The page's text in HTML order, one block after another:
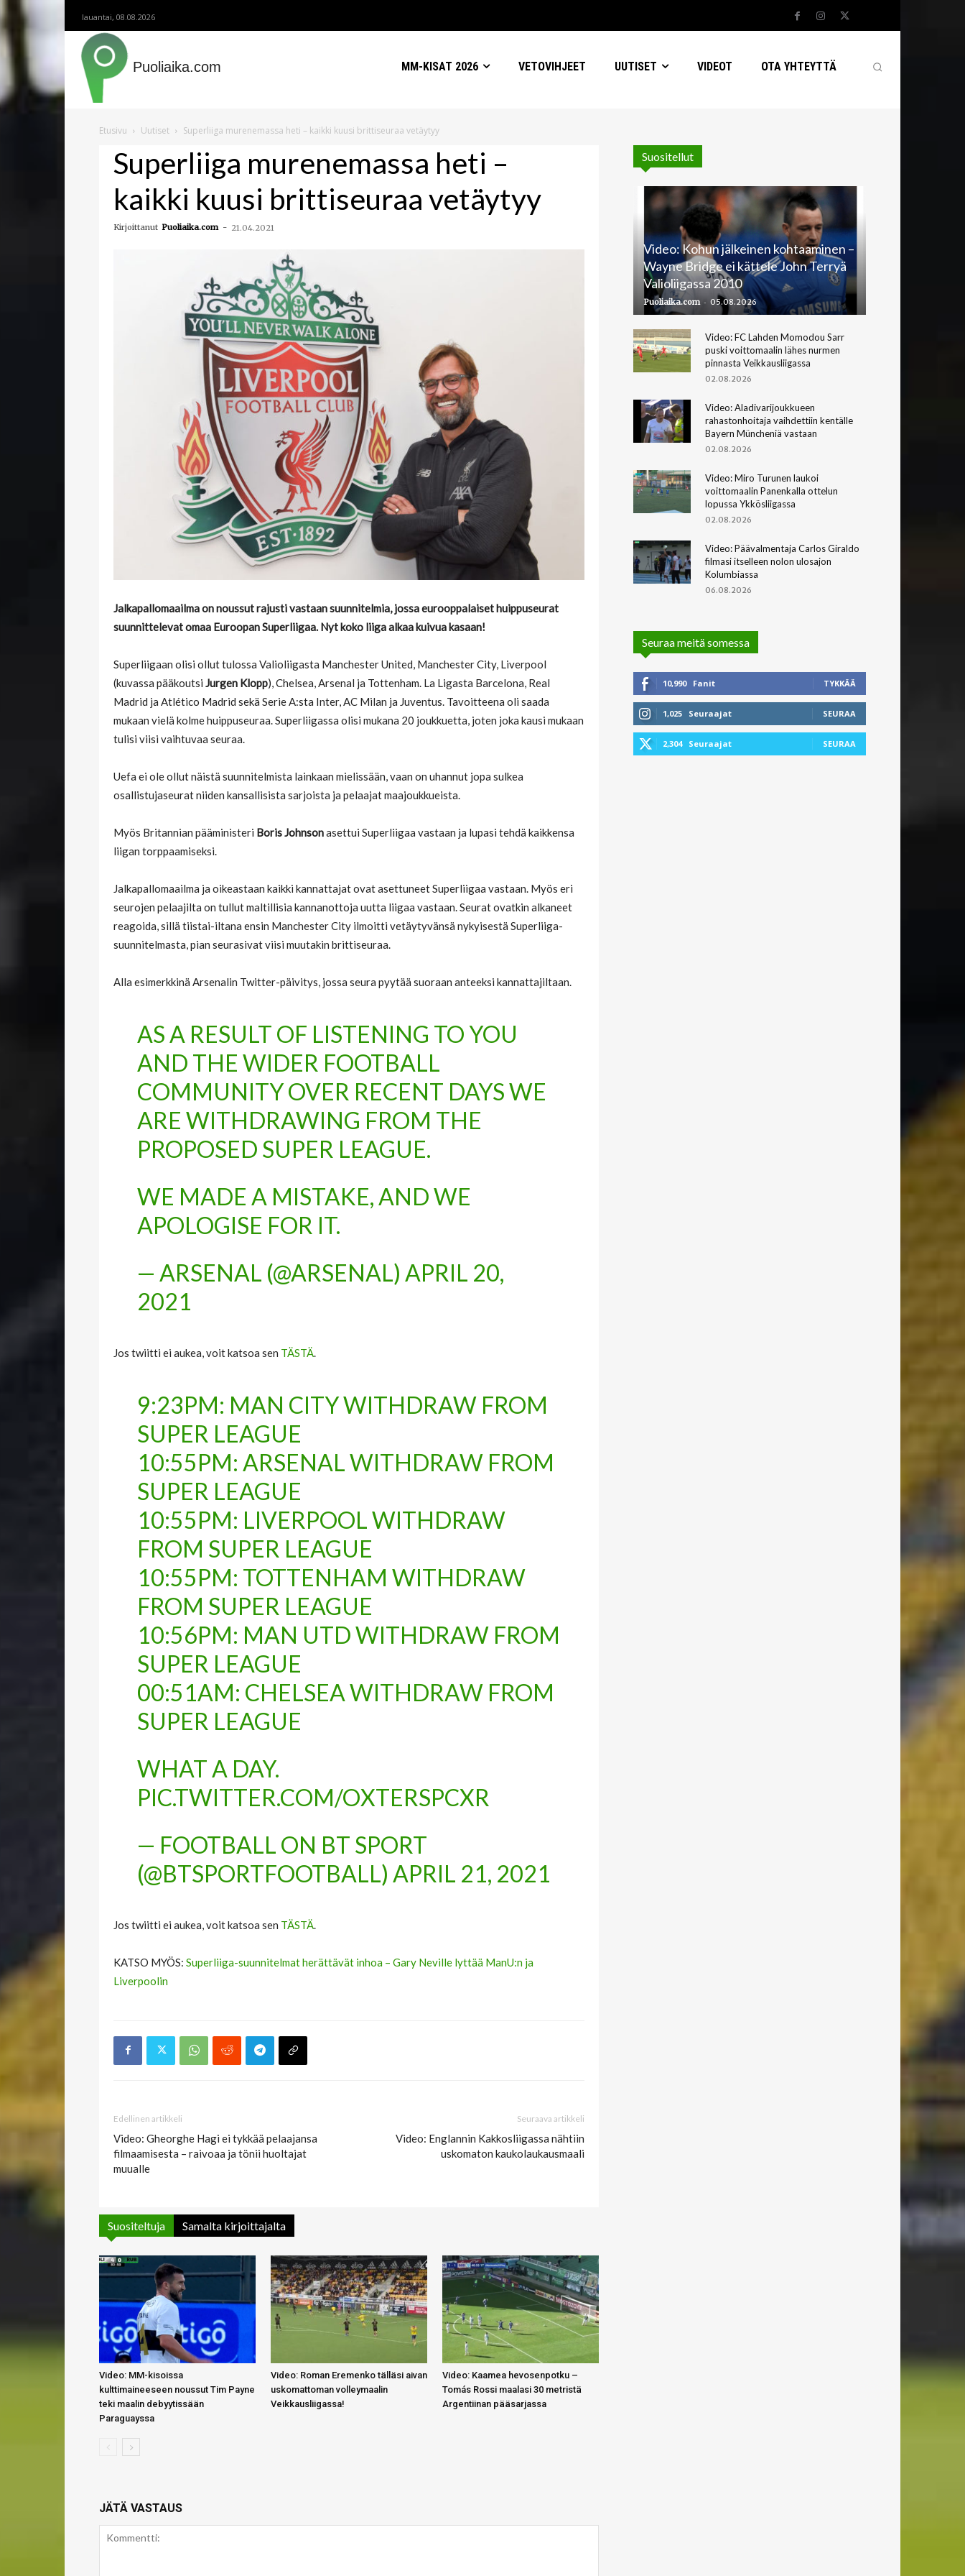
lauantai, 08.08.2026
Puoliaika.com MM-KISAT 2026 VETOVIHJEET UUTISET VIDEOT OTA YHTEYTTÄ
Etusivu Uutiset Superliiga murenemassa heti – kaikki kuusi brittiseuraa vetäytyy
Superliiga murenemassa heti –
kaikki kuusi brittiseuraa vetäytyy
Kirjoittanut Puoliaika.com - 21.04.2021
Jalkapallomaailma on noussut rajusti vastaan suunnitelmia, jossa eurooppalaiset huippuseurat
suunnittelevat omaa Euroopan Superliigaa. Nyt koko liiga alkaa kuivua kasaan!
Superliigaan olisi ollut tulossa Valioliigasta Manchester United, Manchester City, Liverpool
(kuvassa pääkoutsi Jurgen Klopp), Chelsea, Arsenal ja Tottenham. La Ligasta Barcelona, Real
Madrid ja Atlético Madrid sekä Serie A:sta Inter, AC Milan ja Juventus. Tavoitteena oli saada
mukaan vielä kolme huippuseuraa. Superliigassa olisi mukana 20 joukkuetta, joten joka kausi mukaan
tulisi viisi vaihtuvaa seuraa.
Uefa ei ole ollut näistä suunnitelmista lainkaan mielissään, vaan on uhannut jopa sulkea
osallistujaseurat niiden kansallisista sarjoista ja pelaajat maajoukkueista.
Myös Britannian pääministeri Boris Johnsonasettui Superliigaa vastaan ja lupasi tehdä kaikkensa
liigan torppaamiseksi.
Jalkapallomaailma ja oikeastaan kaikki kannattajat ovat asettuneet Superliigaa vastaan. Myös eri
seurojen pelaajilta on tullut maltillisia kannanottoja uutta liigaa vastaan. Seurat ovatkin alkaneet
reagoida, sillä tiistai-iltana ensin Manchester City ilmoitti vetäytyvänsä nykyisestä Superliiga-
suunnitelmasta, pian seurasivat viisi muutakin brittiseuraa.
Alla esimerkkinä Arsenalin Twitter-päivitys, jossa seura pyytää suoraan anteeksi kannattajiltaan.
AS A RESULT OF LISTENING TO YOU
AND THE WIDER FOOTBALL
COMMUNITY OVER RECENT DAYS WE
ARE WITHDRAWING FROM THE
PROPOSED SUPER LEAGUE.
WE MADE A MISTAKE, AND WE
APOLOGISE FOR IT.
— ARSENAL (@ARSENAL) APRIL 20,
2021
Jos twiitti ei aukea, voit katsoa sen TÄSTÄ.
9:23PM: MAN CITY WITHDRAW FROM
SUPER LEAGUE
10:55PM: ARSENAL WITHDRAW FROM
SUPER LEAGUE
10:55PM: LIVERPOOL WITHDRAW
FROM SUPER LEAGUE
10:55PM: TOTTENHAM WITHDRAW
FROM SUPER LEAGUE
10:56PM: MAN UTD WITHDRAW FROM
SUPER LEAGUE
00:51AM: CHELSEA WITHDRAW FROM
SUPER LEAGUE
WHAT A DAY.
PIC.TWITTER.COM/OXTERSPCXR
— FOOTBALL ON BT SPORT
(@BTSPORTFOOTBALL) APRIL 21, 2021
Jos twiitti ei aukea, voit katsoa sen TÄSTÄ.
KATSO MYÖS: Superliiga-suunnitelmat herättävät inhoa – Gary Neville lyttää ManU:n ja
Liverpoolin
Edellinen artikkeli
Video: Gheorghe Hagi ei tykkää pelaajansa
filmaamisesta – raivoaa ja tönii huoltajat
muualle
Seuraava artikkeli
Video: Englannin Kakkosliigassa nähtiin
uskomaton kaukolaukausmaali
Suositeltuja Samalta kirjoittajalta
Video: MM-kisoissa
kulttimaineeseen noussut Tim Payne
teki maalin debyytissään
Paraguayssa
Video: Roman Eremenko tälläsi aivan
uskomattoman volleymaalin
Veikkausliigassa!
Video: Kaamea hevosenpotku –
Tomás Rossi maalasi 30 metristä
Argentiinan pääsarjassa
JÄTÄ VASTAUS
Suositellut
Video: Kohun jälkeinen kohtaaminen –
Wayne Bridge ei kättele John Terryä
Valioliigassa 2010
Puoliaika.com - 05.08.2026
Video: FC Lahden Momodou Sarr
puski voittomaalin lähes nurmen
pinnasta Veikkausliigassa
02.08.2026
Video: Aladivarijoukkueen
rahastonhoitaja vaihdettiin kentälle
Bayern Müncheniä vastaan
02.08.2026
Video: Miro Turunen laukoi
voittomaalin Panenkalla ottelun
lopussa Ykkösliigassa
02.08.2026
Video: Päävalmentaja Carlos Giraldo
filmasi itselleen nolon ulosajon
Kolumbiassa
06.08.2026
Seuraa meitä somessa
10,990 Fanit TYKKÄÄ
1,025 Seuraajat SEURAA
2,304 Seuraajat SEURAA